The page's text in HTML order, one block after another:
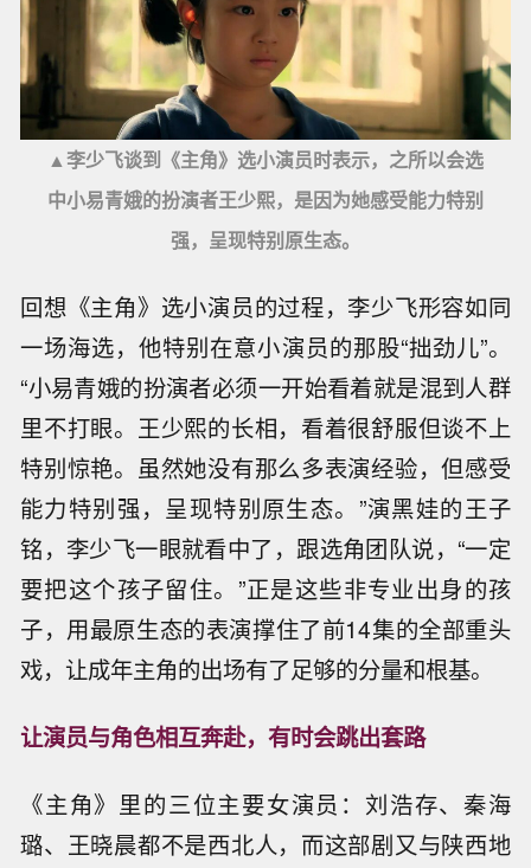
▲李少飞谈到《主角》选小演员时表示，之所以会选
中小易青娥的扮演者王少熙，是因为她感受能力特别
强，呈现特别原生态。
回想《主角》选小演员的过程，李少飞形容如同
一场海选，他特别在意小演员的那股“拙劲儿”。
“小易青娥的扮演者必须一开始看着就是混到人群
里不打眼。王少熙的长相，看着很舒服但谈不上
特别惊艳。虽然她没有那么多表演经验，但感受
能力特别强，呈现特别原生态。”演黑娃的王子
铭，李少飞一眼就看中了，跟选角团队说，“一定
要把这个孩子留住。”正是这些非专业出身的孩
子，用最原生态的表演撑住了前14集的全部重头
戏，让成年主角的出场有了足够的分量和根基。
让演员与角色相互奔赴，有时会跳出套路
《主角》里的三位主要女演员：刘浩存、秦海
璐、王晓晨都不是西北人，而这部剧又与陕西地